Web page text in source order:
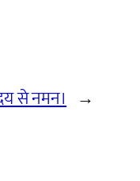
से नमन। →